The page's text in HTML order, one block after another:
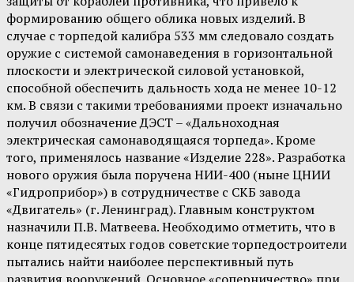
формированию общего облика новых изделий. В
случае с торпедой калибра 533 мм следовало создать
оружие с системой самонаведения в горизонтальной
плоскости и электрической силовой установкой,
способной обеспечить дальность хода не менее 10-12
км. В связи с такими требованиями проект изначально
получил обозначение ДЭСТ – «Дальноходная
электрическая самонаводящаяся торпеда». Кроме
того, применялось название «Изделие 228». Разработка
нового оружия была поручена НИИ-400 (ныне ЦНИИ
«Гидроприбор») в сотрудничестве с СКБ завода
«Двигатель» (г. Ленинград). Главным конструктом
назначили П.В. Матвеева. Необходимо отметить, что в
конце пятидесятых годов советские торпедостроители
пытались найти наиболее перспективный путь